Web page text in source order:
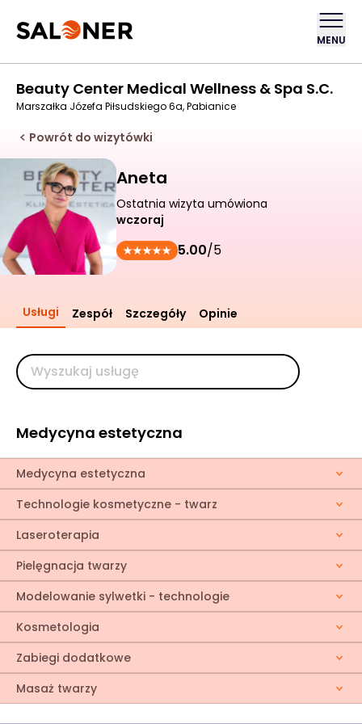
MENU
Beauty Center Medical Wellness & Spa S.C.
Marszałka Józefa Piłsudskiego 6a, Pabianice
Powrót do wizytówki
Aneta
Ostatnia wizyta umówiona
wczoraj
5.00/5
Usługi Zespół Szczegóły Opinie
Medycyna estetyczna
Medycyna estetyczna
Technologie kosmetyczne - twarz
Laseroterapia
Pielęgnacja twarzy
Modelowanie sylwetki - technologie
Kosmetologia
Zabiegi dodatkowe
Masaż twarzy